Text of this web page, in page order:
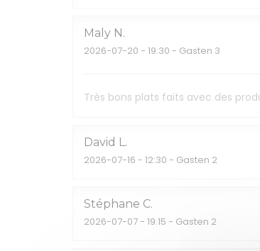
Maly N
2026-07-20 - 19:30 - Gasten 3
Très bons plats faits avec des
David L
2026-07-16 - 12:30 - Gasten 2
Stéphane C
2026-07-07 - 19:15 - Gasten 2